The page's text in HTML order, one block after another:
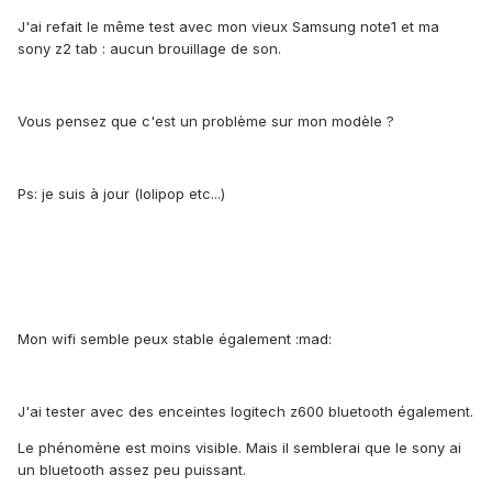
J'ai refait le même test avec mon vieux Samsung note1 et ma
sony z2 tab : aucun brouillage de son.
Vous pensez que c'est un problème sur mon modèle ?
Ps: je suis à jour (lolipop etc...)
Mon wifi semble peux stable également :mad:
J'ai tester avec des enceintes logitech z600 bluetooth également.
Le phénomène est moins visible. Mais il semblerai que le sony ai
un bluetooth assez peu puissant.